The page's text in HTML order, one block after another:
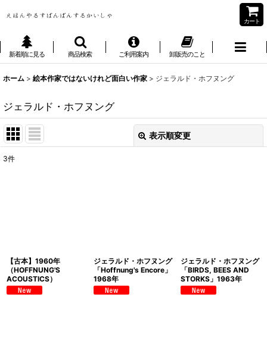
カート
新着順に見る 商品検索 ご利用案内 卸販売のこと
ホーム > 絵本作家ではないけれど面白い作家 > ジェラルド・ホフヌング
ジェラルド・ホフヌング
表示順変更
3件
【古本】1960年
（HOFFNUNG'S
ACOUSTICS）
ジェラルド・ホフヌング
「Hoffnung's Encore」
1968年
ジェラルド・ホフヌング
「BIRDS, BEES AND
STORKS」1963年